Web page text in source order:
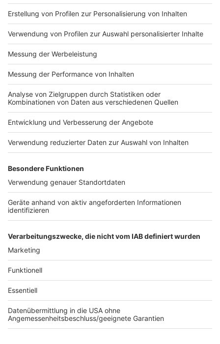
erhöhen.
NRW-Kabinett entscheidet am 20. Januar
über Maßnahmen-Katalog
Anzeige
Über die konkrete Umsetzung der Bund-Länder-
Mittwoch beraten. Die Länderchefs hatten sich in
geeinigt, zahlreiche Einschränkungen bis zum 14.
Februar zu verlängern und einige zusätzliche Regeln
zum Infektionsschutz beschlossen.
Anzeige
Anzeige